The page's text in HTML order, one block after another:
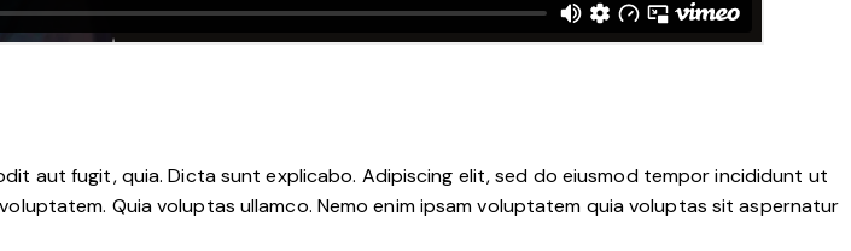
aut fugit, quia. Dicta sunt explicabo. Adipiscing elit, sed do eiusmod tempor incididunt ut
Quia voluptas ullamco. Nemo enim ipsam voluptatem quia voluptas sit aspernatur